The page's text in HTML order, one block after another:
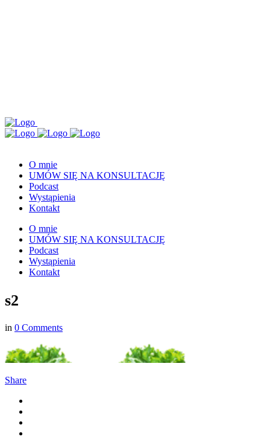
O mnie
UMÓW SIĘ NA KONSULTACJĘ
Podcast
Wystąpienia
Kontakt
O mnie
UMÓW SIĘ NA KONSULTACJĘ
Podcast
Wystąpienia
Kontakt
s2
in 0 Comments
Share